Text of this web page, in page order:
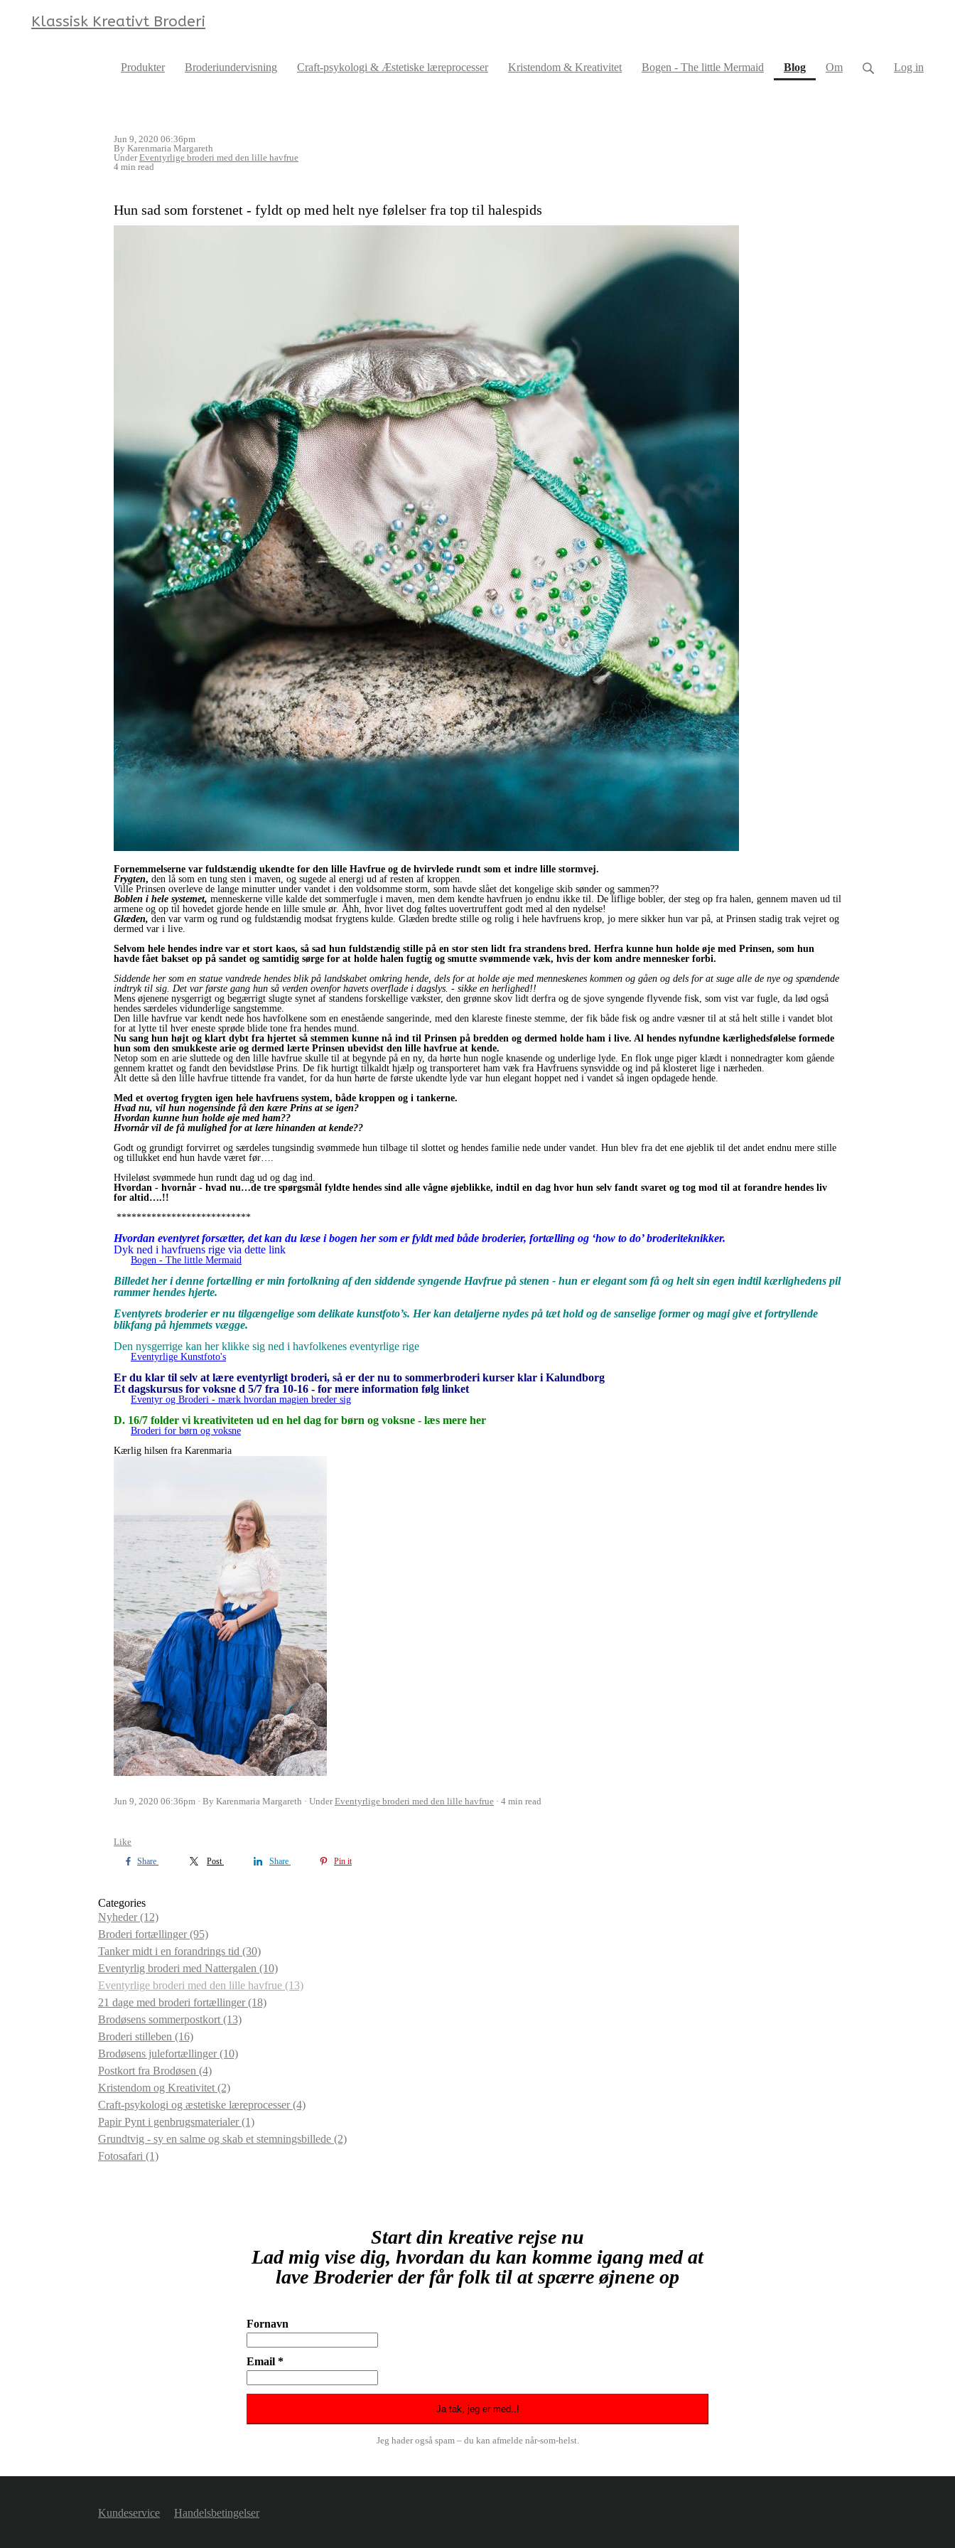
Klassisk Kreativt Broderi
Produkter Broderiundervisning Craft-psykologi & Æstetiske læreprocesser Kristendom & Kreativitet Bogen - The little Mermaid Blog(current)
Om Log in
Jun 9, 2020 06:36pm
By Karenmaria Margareth
UnderEventyrlige broderi med den lille havfrue
4 min read
Hun sad som forstenet - fyldt op med helt nye følelser fra top til halespids
Fornemmelserne var fuldstændig ukendte for den lille Havfrue og de hvirvlede rundt som et indre lille stormvej.
Frygten, den lå som en tung sten i maven, og sugede al energi ud af resten af kroppen.
Ville Prinsen overleve de lange minutter under vandet i den voldsomme storm, som havde slået det kongelige skib sønder og sammen??
Boblen i hele systemet, menneskerne ville kalde det sommerfugle i maven, men dem kendte havfruen jo endnu ikke til. De liflige bobler, der steg op fra halen, gennem maven ud til
armene og op til hovedet gjorde hende en lille smule ør. Åhh, hvor livet dog føltes uovertruffent godt med al den nydelse!
Glæden, den var varm og rund og fuldstændig modsat frygtens kulde. Glæden bredte stille og rolig i hele havfruens krop, jo mere sikker hun var på, at Prinsen stadig trak vejret og
dermed var i live.
Selvom hele hendes indre var et stort kaos, så sad hun fuldstændig stille på en stor sten lidt fra strandens bred. Herfra kunne hun holde øje med Prinsen, som hun
havde fået bakset op på sandet og samtidig sørge for at holde halen fugtig og smutte svømmende væk, hvis der kom andre mennesker forbi.
Siddende her som en statue vandrede hendes blik på landskabet omkring hende, dels for at holde øje med menneskenes kommen og gåen og dels for at suge alle de nye og spændende
indtryk til sig. Det var første gang hun så verden ovenfor havets overflade i dagslys. - sikke en herlighed!!
Mens øjenene nysgerrigt og begærrigt slugte synet af standens forskellige vækster, den grønne skov lidt derfra og de sjove syngende flyvende fisk, som vist var fugle, da lød også
hendes særdeles vidunderlige sangstemme.
Den lille havfrue var kendt nede hos havfolkene som en enestående sangerinde, med den klareste fineste stemme, der fik både fisk og andre væsner til at stå helt stille i vandet blot
for at lytte til hver eneste sprøde blide tone fra hendes mund.
Nu sang hun højt og klart dybt fra hjertet så stemmen kunne nå ind til Prinsen på bredden og dermed holde ham i live. Al hendes nyfundne kærlighedsfølelse formede
hun som den smukkeste arie og dermed lærte Prinsen ubevidst den lille havfrue at kende.
Netop som en arie sluttede og den lille havfrue skulle til at begynde på en ny, da hørte hun nogle knasende og underlige lyde. En flok unge piger klædt i nonnedragter kom gående
gennem krattet og fandt den bevidstløse Prins. De fik hurtigt tilkaldt hjælp og transporteret ham væk fra Havfruens synsvidde og ind på klosteret lige i nærheden.
Alt dette så den lille havfrue tittende fra vandet, for da hun hørte de første ukendte lyde var hun elegant hoppet ned i vandet så ingen opdagede hende.
Med et overtog frygten igen hele havfruens system, både kroppen og i tankerne.
Hvad nu, vil hun nogensinde få den kære Prins at se igen?
Hvordan kunne hun holde øje med ham??
Hvornår vil de få mulighed for at lære hinanden at kende??
Godt og grundigt forvirret og særdeles tungsindig svømmede hun tilbage til slottet og hendes familie nede under vandet. Hun blev fra det ene øjeblik til det andet endnu mere stille
og tillukket end hun havde været før….
Hvileløst svømmede hun rundt dag ud og dag ind.
Hvordan - hvornår - hvad nu…de tre spørgsmål fyldte hendes sind alle vågne øjeblikke, indtil en dag hvor hun selv fandt svaret og tog mod til at forandre hendes liv
for altid….!!
***************************
Hvordan eventyret forsætter, det kan du læse i bogen her som er fyldt med både broderier, fortælling og ‘how to do’ broderiteknikker.
Dyk ned i havfruens rige via dette link
Bogen - The little Mermaid
Billedet her i denne fortælling er min fortolkning af den siddende syngende Havfrue på stenen - hun er elegant som få og helt sin egen indtil kærlighedens pil
rammer hendes hjerte.
Eventyrets broderier er nu tilgængelige som delikate kunstfoto’s. Her kan detaljerne nydes på tæt hold og de sanselige former og magi give et fortryllende
blikfang på hjemmets vægge.
Den nysgerrige kan her klikke sig ned i havfolkenes eventyrlige rige
Eventyrlige Kunstfoto's
Er du klar til selv at lære eventyrligt broderi, så er der nu to sommerbroderi kurser klar i Kalundborg
Et dagskursus for voksne d 5/7 fra 10-16 - for mere information følg linket
Eventyr og Broderi - mærk hvordan magien breder sig
D. 16/7 folder vi kreativiteten ud en hel dag for børn og voksne - læs mere her
Broderi for børn og voksne
Kærlig hilsen fra Karenmaria
Jun 9, 2020 06:36pm By Karenmaria Margareth UnderEventyrlige broderi med den lille havfrue 4 min read
Like
Share Post Share Pin it
Categories
Nyheder(12)
Broderi fortællinger(95)
Tanker midt i en forandrings tid (30)
Eventyrlig broderi med Nattergalen (10)
Eventyrlige broderi med den lille havfrue (13)
21 dage med broderi fortællinger(18)
Brodøsens sommerpostkort (13)
Broderi stilleben (16)
Brodøsens julefortællinger(10)
Postkort fra Brodøsen (4)
Kristendom og Kreativitet (2)
Craft-psykologi og æstetiske læreprocesser(4)
Papir Pynt i genbrugsmaterialer(1)
Grundtvig - sy en salme og skab et stemningsbillede (2)
Fotosafari (1)
Start din kreative rejse nu
Lad mig vise dig, hvordan du kan komme igang med at
lave Broderier der får folk til at spærre øjnene op
Fornavn
Email *
Jeg hader også spam – du kan afmelde når-som-helst.
Kundeservice Handelsbetingelser